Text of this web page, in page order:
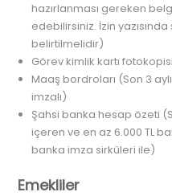
hazırlanması gereken
edebilirsiniz. İzin
belirtilmelidir)
Görev kimlik kartı
Maaş bordroları (Son 3
imzalı)
Şahsi banka hesap özeti
içeren ve en az 6.000 TL
banka imza sirküleri ile)
Emekliler